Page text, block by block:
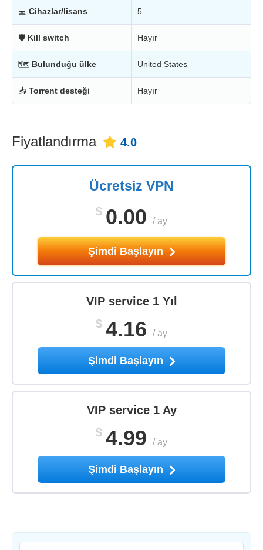
💻 Cihazlar/lisans 5
🛡 Kill switch Hayır
🗺 Bulunduğu ülke United States
📥 Torrent desteği Hayır
Fiyatlandırma 4.0
Ücretsiz VPN
$ 0.00 /ay
Şimdi Başlayın
VIP service 1 Yıl
$ 4.16 /ay
Şimdi Başlayın
VIP service 1 Ay
$ 4.99 /ay
Şimdi Başlayın